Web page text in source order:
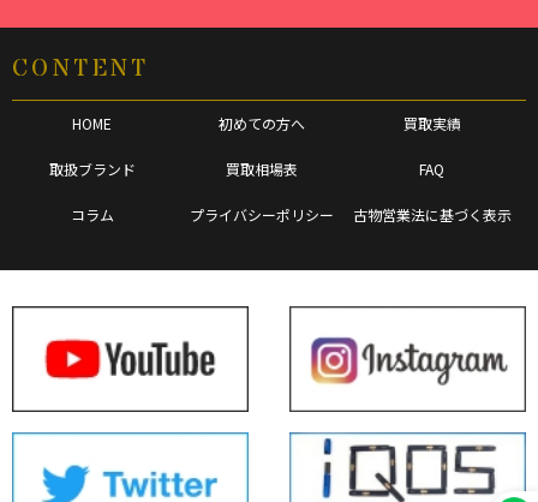
CONTENT
HOME 初めての方へ 買取実績
取扱ブランド 買取相場表 FAQ
コラム プライバシーポリシー 古物営業法に基づく表示